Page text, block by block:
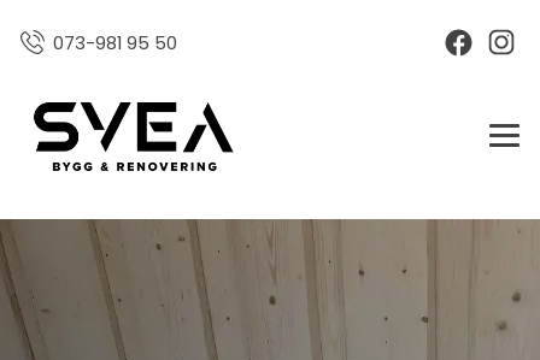
073-981 95 50